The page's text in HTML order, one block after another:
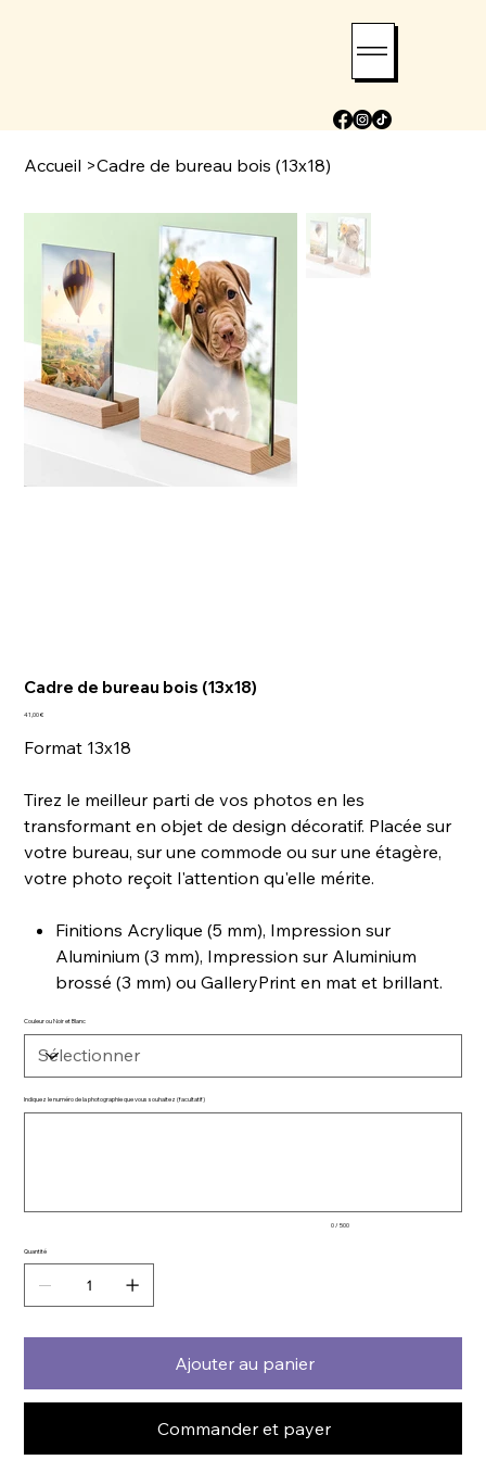
Accueil >Cadre de bureau bois (13x18)
Cadre de bureau bois (13x18)
Prix
41,00 €
Format 13x18
Tirez le meilleur parti de vos photos en les
transformant en objet de design décoratif. Placée sur
votre bureau, sur une commode ou sur une étagère,
votre photo reçoit l'attention qu'elle mérite.
Finitions Acrylique (5 mm), Impression sur
Aluminium (3 mm), Impression sur Aluminium
brossé (3 mm) ou GalleryPrint en mat et brillant.
Couleur ou Noir et Blanc
Indiquez le numéro de la photographie que vous souhaitez (facultatif)
0 / 500
Quantité
Ajouter au panier
Commander et payer